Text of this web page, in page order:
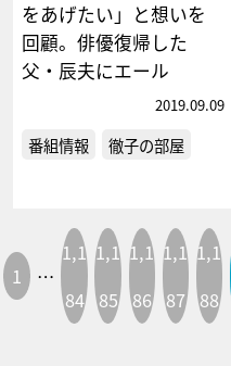
をあげたい」と想いを
回顧。俳優復帰した
父・辰夫にエール
2019.09.09
番組情報 徹子の部屋
1 …
1,1
84
1,1
85
1,1
86
1,1
87
1,1
88